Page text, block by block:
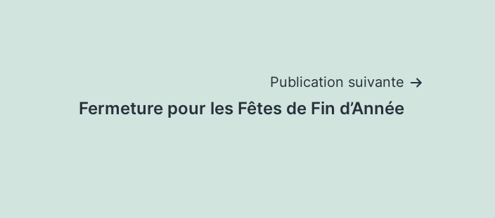
Publication suivante
Fermeture pour les Fêtes de Fin d’Année